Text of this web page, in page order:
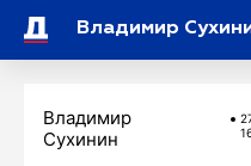
Владимир
Сухинин